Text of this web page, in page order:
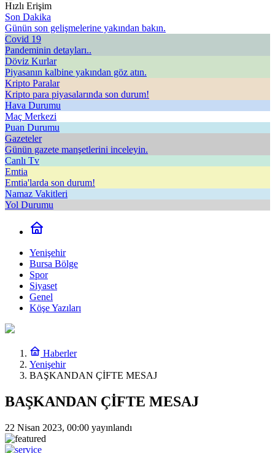
Hızlı Erişim
Son Dakika
Günün son gelişmelerine yakından bakın.
Covid 19
Pandeminin detayları..
Döviz Kurlar
Piyasanın kalbine yakından göz atın.
Kripto Paralar
Kripto para piyasalarında son durum!
Hava Durumu
Maç Merkezi
Puan Durumu
Gazeteler
Günün gazete manşetlerini inceleyin.
Canlı Tv
Emtia
Emtia'larda son durum!
Namaz Vakitleri
Yol Durumu
Yenişehir
Bursa Bölge
Spor
Siyaset
Genel
Köşe Yazıları
Haberler
Yenişehir
BAŞKANDAN ÇİFTE MESAJ
BAŞKANDAN ÇİFTE MESAJ
22 Nisan 2023, 00:00 yayınlandı